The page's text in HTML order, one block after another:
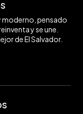
pensado
y se une.
de El Salvador.